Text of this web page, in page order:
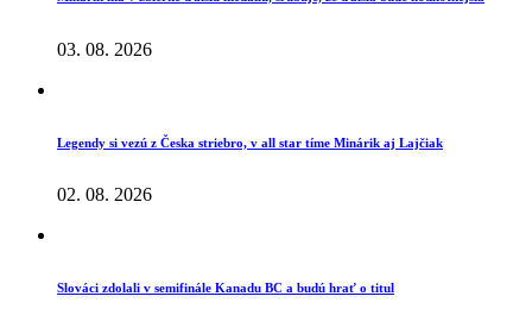
03. 08. 2026
Legendy si vezú z Česka striebro, v all star tíme Minárik aj Lajčiak
02. 08. 2026
Slováci zdolali v semifinále Kanadu BC a budú hrať o titul